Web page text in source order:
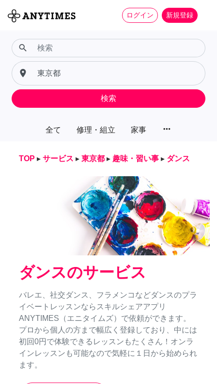
ログイン 新規登録
全て 修理・組立 家事 more_horiz
search
place
検索
TOP ▸ サービス ▸ 東京都 ▸ 趣味・習い事 ▸ ダンス
ダンスのサービス
バレエ、社交ダンス、フラメンコなどダンスのプラ
イベートレッスンならスキルシェアアプリ
ANYTIMES（エニタイムズ）で依頼ができます。
プロから個人の方まで幅広く登録しており、中には
初回0円で体験できるレッスンもたくさん！オンラ
インレッスンも可能なので気軽に１日から始められ
ます。